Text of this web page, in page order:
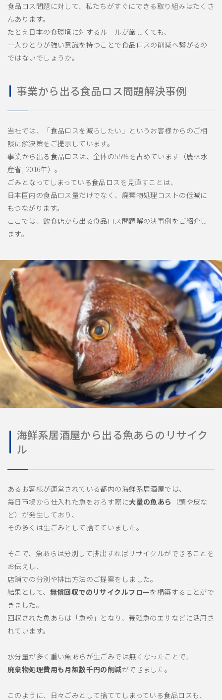
食品ロス問題に対して、私たちがすぐにできる取り組みはたくさ
んあります。
たとえ日本の食環境に対するルールが厳しくても、
一人ひとりが強い意識を持つことで食品ロスの削減へ繋がるの
ではないでしょうか。
事業から出る食品ロス問題解決事例
当社では、「食品ロスを減らしたい」というお客様からのご相
談に解決策をご提示しています。
事業から出る食品ロスは、全体の55％を占めています（農林水
産省, 2016年）。
ごみとなってしまっている食品ロスを見直すことは、
日本国内の食品ロス量だけでなく、廃棄物処理コストの低減に
もつながります。
ここでは、飲食店から出る食品ロス問題解の決事例をご紹介し
ます。
海鮮系居酒屋から出る魚あらのリサイク
ル
あるお客様が運営されている都内の海鮮系居酒屋では、
毎日市場から仕入れた魚をおろす際に大量の魚あら
（頭や皮な
ど）が発生しており、
その多くは生ごみとして捨てていました。
そこで、魚あらは分別して排出すればリサイクルができることを
お伝えし、
店舗での分別や排出方法のご提案をしました。
結果として、 無償回収でのリサイクルフローを構築することがで
きました。
回収された魚あらは「魚粉」となり、養殖魚のエサなどに活用さ
れています。
水分量が多く重い魚あらが生ごみでは無くなったことで、
廃棄物処理費用も月額数千円の削減ができました。
このように、日々ごみとして捨ててしまっている食品ロスも、